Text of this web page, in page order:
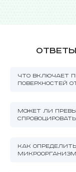
ЧТО ВКЛЮЧАЕТ
ПОВЕРХНОСТЕЙ
МОЖЕТ ЛИ
КАК